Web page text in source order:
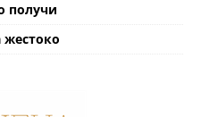
получи
жестоко